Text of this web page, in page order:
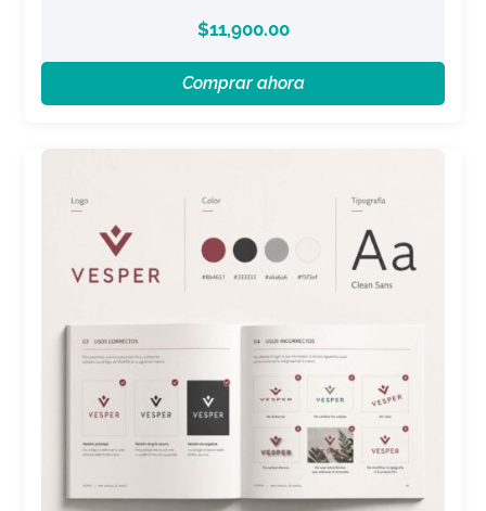
$11,900.00
Comprar ahora